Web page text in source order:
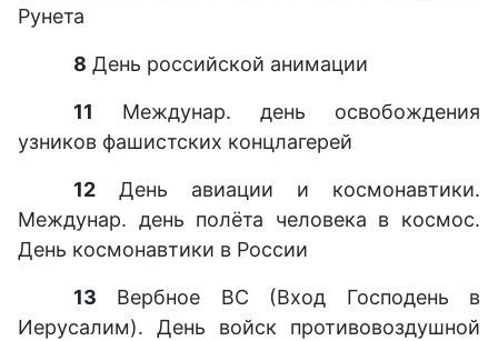
Рунета
8 День российской анимации
11 Междунар. день освобождения
узников фашистских концлагерей
12 День авиации и космонавтики.
Междунар. день полёта человека в космос.
День космонавтики в России
13 Вербное ВС (Вход Господень в
Иерусалим). День войск противовоздушной